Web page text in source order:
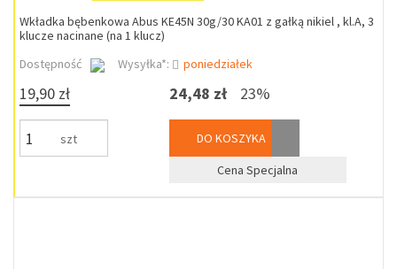
Wkładka bębenkowa Abus KE45N 30g/30 KA01 z gałką nikiel , kl.A, 3
klucze nacinane (na 1 klucz)
Dostępność
Wysyłka*: poniedziałek
19,90 zł
szt
24,48 zł 23%
DO KOSZYKA
Cena Specjalna